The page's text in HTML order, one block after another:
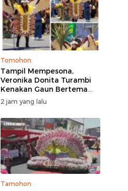
Tomohon
Tampil Mempesona,
Veronika Donita Turambi
Kenakan Gaun Bertema
Manguni di TOF 2026
2 jam yang lalu
Tamohon